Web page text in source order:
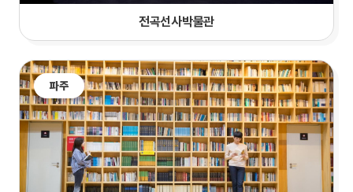
전곡선사박물관
파주